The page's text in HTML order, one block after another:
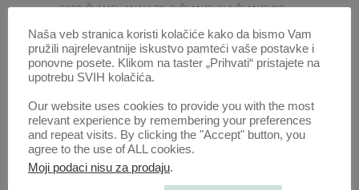
2023-ČLANCI,ANALI 71–3-ČLANCI,SVI ČLANCI OD
2014
Naša veb stranica koristi kolačiće kako da bismo Vam
pružili najrelevantnije iskustvo pamteći vaše postavke i
ponovne posete. Klikom na taster „Prihvati“ pristajete na
upotrebu SVIH kolačića.
Our website uses cookies to provide you with the most
relevant experience by remembering your preferences
and repeat visits. By clicking the "Accept" button, you
agree to the use of ALL cookies.
Moji podaci nisu za prodaju.